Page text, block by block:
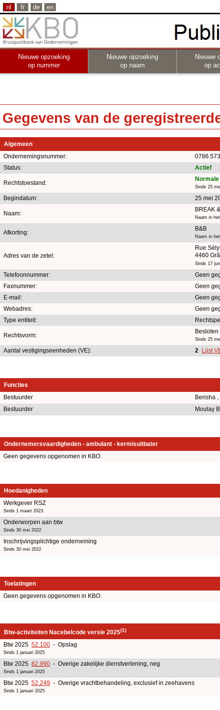
nl fr de en
Nieuwe opzoeking
op nummer
Nieuwe opzoeking
op naam
Nieuwe
op
Gegevens van de
Algemeen
Ondernemingsnummer:
Status:
Actief
Rechtstoestand:
Sinds 25
Begindatum: 25 mei
Naam:
BREAK
Naam in
Afkorting:
B&B
Naam in
Adres van de zetel:
Rue
4460
Sinds 17
Telefoonnummer:
Geen
Faxnummer:
Geen
E-mail:
Geen
Webadres:
Geen
Type entiteit:
Rechtsvorm:
Sinds 25
Aantal vestigingseenheden (VE): 2 Lijst
Functies
Bestuurder
Berisha
Bestuurder
Moulay
Ondernemersvaardigheden - ambulant - kermisuitbater
Geen gegevens opgenomen in KBO.
Hoedanigheden
Werkgever RSZ
Sinds 1 maart 2023
Onderworpen aan btw
Sinds 30 mei 2022
Inschrijvingsplichtige onderneming
Sinds 30 mei 2022
Toelatingen
Geen gegevens opgenomen in KBO.
Btw-activiteiten Nacebelcode versie 2025(1)
Btw 2025 52.100 - Opslag
Sinds 1 januari 2025
Btw 2025 82.990 - Overige zakelijke dienstverlening, neg
Sinds 1 januari 2025
Btw 2025 52.249 - Overige vrachtbehandeling, exclusief in zeehavens
Sinds 1 januari 2025